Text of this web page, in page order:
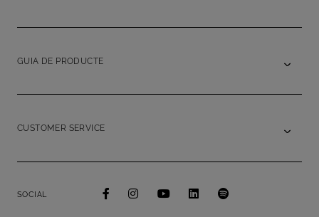
GUIA DE PRODUCTE
CUSTOMER SERVICE
SOCIAL